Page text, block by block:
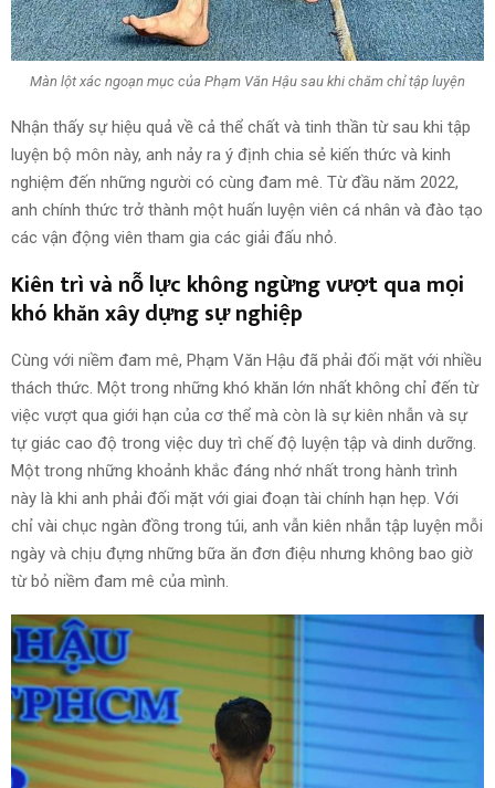
Màn lột xác ngoạn mục của Phạm Văn Hậu sau khi chăm chỉ tập luyện
Nhận thấy sự hiệu quả về cả thể chất và tinh thần từ sau khi tập
luyện bộ môn này, anh nảy ra ý định chia sẻ kiến thức và kinh
nghiệm đến những người có cùng đam mê. Từ đầu năm 2022,
anh chính thức trở thành một huấn luyện viên cá nhân và đào tạo
các vận động viên tham gia các giải đấu nhỏ.
Kiên trì và nỗ lực không ngừng vượt qua mọi
khó khăn xây dựng sự nghiệp
Cùng với niềm đam mê, Phạm Văn Hậu đã phải đối mặt với nhiều
thách thức. Một trong những khó khăn lớn nhất không chỉ đến từ
việc vượt qua giới hạn của cơ thể mà còn là sự kiên nhẫn và sự
tự giác cao độ trong việc duy trì chế độ luyện tập và dinh dưỡng.
Một trong những khoảnh khắc đáng nhớ nhất trong hành trình
này là khi anh phải đối mặt với giai đoạn tài chính hạn hẹp. Với
chỉ vài chục ngàn đồng trong túi, anh vẫn kiên nhẫn tập luyện mỗi
ngày và chịu đựng những bữa ăn đơn điệu nhưng không bao giờ
từ bỏ niềm đam mê của mình.